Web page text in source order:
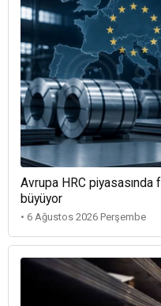
Avrupa HRC piyasasında
büyüyor
• 6 Ağustos 2026 Perşembe